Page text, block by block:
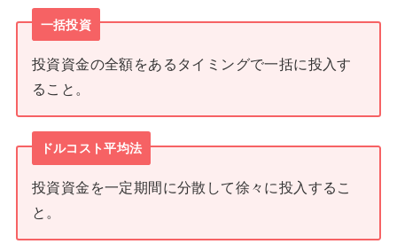
一括投資
投資資金の全額をあるタイミングで一括に投入す
ること。
ドルコスト平均法
投資資金を一定期間に分散して徐々に投入するこ
と。